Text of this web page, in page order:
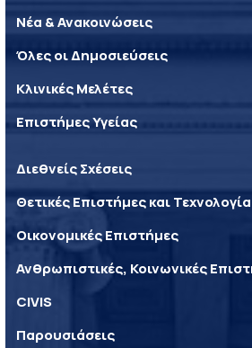
Νέα & Ανακοινώσεις
Όλες οι Δημοσιεύσεις
Κλινικές Μελέτες
Επιστήμες Υγείας
Διεθνείς Σχέσεις
Θετικές Επιστήμες και Τεχνολογία
Οικονομικές Επιστήμες
Ανθρωπιστικές, Κοινωνικές
CIVIS
Παρουσιάσεις